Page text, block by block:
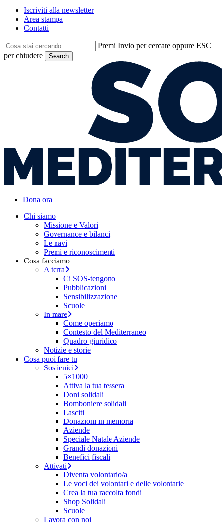
Iscriviti alla newsletter
Area stampa
Contatti
Premi Invio per cercare oppure ESC
per chiudere
Search
Dona ora
search
Menu
Chi siamo
Missione e Valori
Governance e bilanci
Le navi
Premi e riconoscimenti
Cosa facciamo
A terra
Ci SOS-tengono
Pubblicazioni
Sensibilizzazione
Scuole
In mare
Come operiamo
Contesto del Mediterraneo
Quadro giuridico
Notizie e storie
Cosa puoi fare tu
Sostienici
5×1000
Attiva la tua tessera
Doni solidali
Bomboniere solidali
Lasciti
Donazioni in memoria
Aziende
Speciale Natale Aziende
Grandi donazioni
Benefici fiscali
Attivati
Diventa volontario/a
Le voci dei volontari e delle volontarie
Crea la tua raccolta fondi
Shop Solidali
Scuole
Lavora con noi